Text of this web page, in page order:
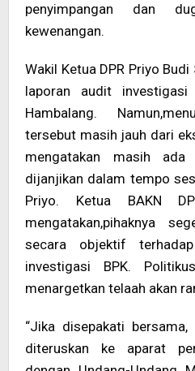
penyimpangan dan
kewenangan.
Wakil Ketua DPR Priyo
laporan audit investigasi
Hambalang.
tersebut masih jauh dari
mengatakan masih
dijanjikan dalam tempo
Priyo. Ketua BAKN
mengatakan,pihaknya
secara objektif
investigasi BPK.
menargetkan telaah akan
“Jika disepakati
diteruskan ke aparat